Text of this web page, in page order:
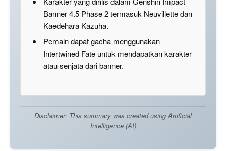
Banner 4.5 Phase 2 termasuk Neuvillette dan
Kaedehara Kazuha.
Pemain dapat gacha menggunakan
Intertwined Fate untuk mendapatkan karakter
atau senjata dari banner.
Disclaimer: This summary was created using Artificial
Intelligence (AI)